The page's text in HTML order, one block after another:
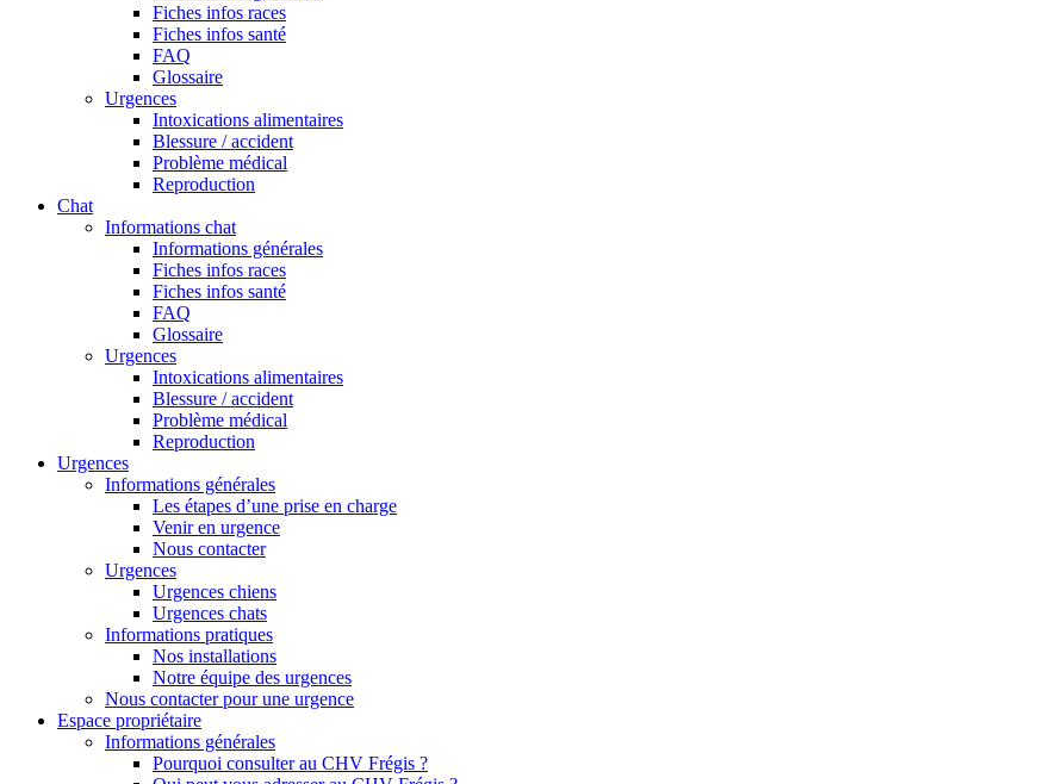
Fiches infos races
Fiches infos santé
FAQ
Glossaire
Urgences
Intoxications alimentaires
Blessure / accident
Problème médical
Reproduction
Chat
Informations chat
Informations générales
Fiches infos races
Fiches infos santé
FAQ
Glossaire
Urgences
Intoxications alimentaires
Blessure / accident
Problème médical
Reproduction
Urgences
Informations générales
Les étapes d’une prise en charge
Venir en urgence
Nous contacter
Urgences
Urgences chiens
Urgences chats
Informations pratiques
Nos installations
Notre équipe des urgences
Nous contacter pour une urgence
Espace propriétaire
Informations générales
Pourquoi consulter au CHV Frégis ?